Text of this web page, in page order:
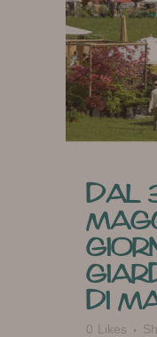
DAL
DI
0 Likes